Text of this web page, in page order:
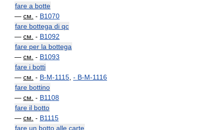
fare a botte
— см. - B1070
fare bottega di qc
— см. - B1092
fare per la bottega
— см. - B1093
fare i botti
— см. - B-M-1115 - B-M-1116
fare bottino
— см. - B1108
fare il botto
— см. - B1115
fare un botto alle carte